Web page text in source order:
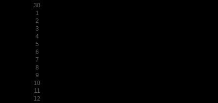
30
1
2
3
4
5
6
7
8
9
10
11
12